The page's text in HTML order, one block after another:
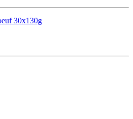
30x130g